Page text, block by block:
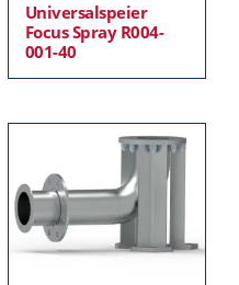
Universalspeier
Focus Spray R004-
001-40